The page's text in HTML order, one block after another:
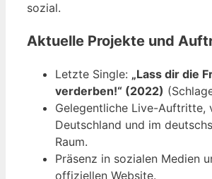
sozial.
Aktuelle Projekte und
Letzte Single: „Lass dir die
verderben!“ (2022)
Gelegentliche Live-Auftritte,
Deutschland und im
Raum.
Präsenz in sozialen Medien
offiziellen Website.